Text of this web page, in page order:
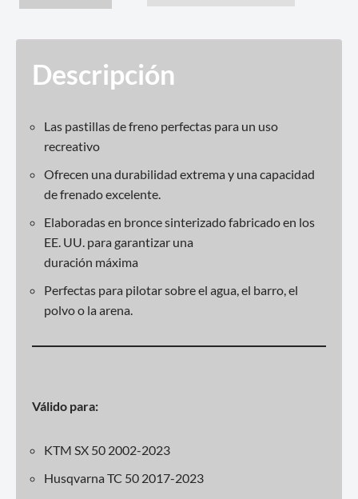
Descripción
Las pastillas de freno perfectas para un uso
recreativo
Ofrecen una durabilidad extrema y una capacidad
de frenado excelente.
Elaboradas en bronce sinterizado fabricado en los
EE. UU. para garantizar una
duración máxima
Perfectas para pilotar sobre el agua, el barro, el
polvo o la arena.
Válido para:
KTM SX 50 2002-2023
Husqvarna TC 50 2017-2023